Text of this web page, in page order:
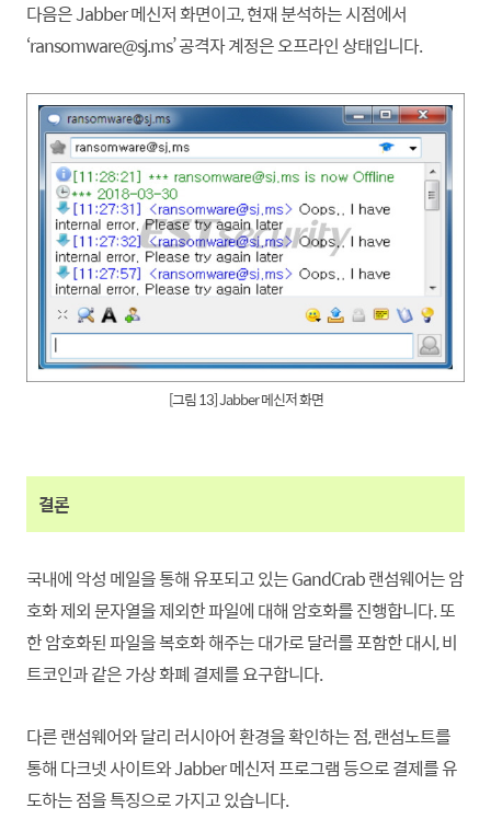
다음은 Jabber 메신저 화면이고, 현재 분석하는 시점에서
‘ransomware@sj.ms’ 공격자 계정은 오프라인 상태입니다.
[그림 13] Jabber 메신저 화면
결론
국내에 악성 메일을 통해 유포되고 있는 GandCrab 랜섬웨어는 암
호화 제외 문자열을 제외한 파일에 대해 암호화를 진행합니다. 또
한 암호화된 파일을 복호화 해주는 대가로 달러를 포함한 대시, 비
트코인과 같은 가상 화폐 결제를 요구합니다.
다른 랜섬웨어와 달리 러시아어 환경을 확인하는 점, 랜섬노트를
통해 다크넷 사이트와 Jabber 메신저 프로그램 등으로 결제를 유
도하는 점을 특징으로 가지고 있습니다.